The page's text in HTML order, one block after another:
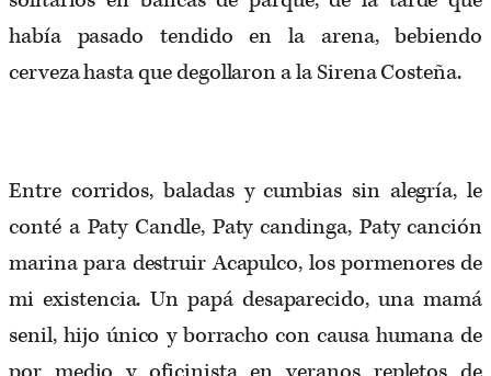
había pasado tendido en la arena, bebiendo
cerveza hasta que degollaron a la Sirena Costeña.
Entre corridos, baladas y cumbias sin alegría, le
conté a Paty Candle, Paty candinga, Paty canción
marina para destruir Acapulco, los pormenores de
mi existencia. Un papá desaparecido, una mamá
senil, hijo único y borracho con causa humana de